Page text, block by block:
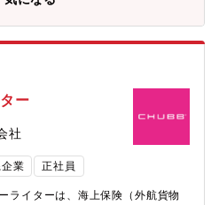
根を越えた風通しの良い社風で
の退行日を設定したり、年2回の
連続5日間休暇の義務化なども行っ
間、平均有給取得率も78.9％とワ
ができます。★育児休業取得率は
してライフステージを迎えるこ
す。【配属部署】市場外為事務部
】・中途入社者比率が高く、さま
しているため、新しく入社する方
員同士は役職ではなく「○○さん」
風通しの良い組織風土が根付いて
ンドを持つ社員が在籍しており、
ー
社
業 正社員
ライターは、海上保険（外航貨物